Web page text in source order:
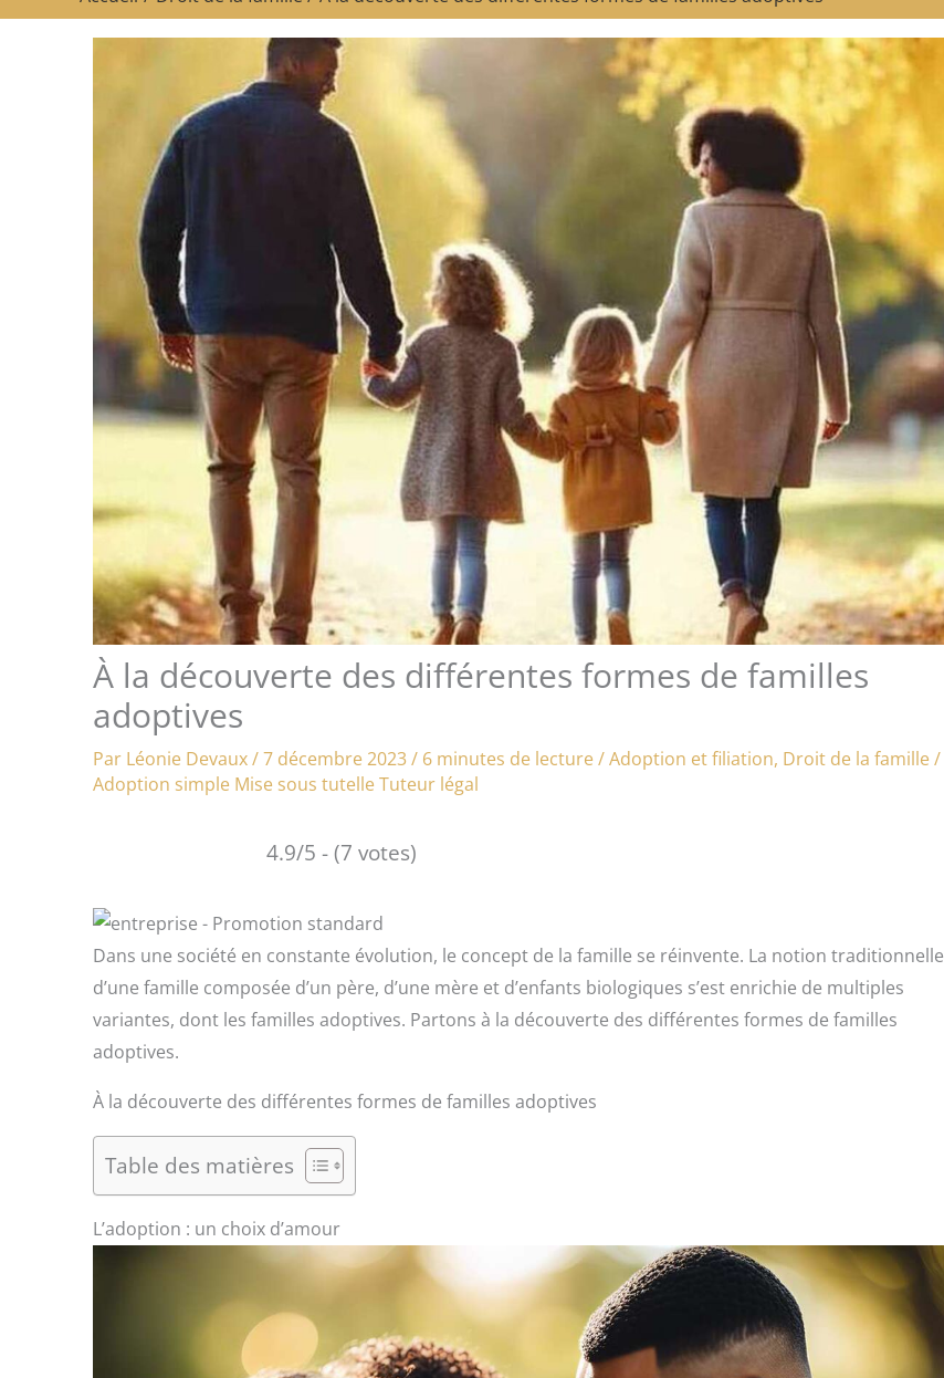
À la découverte des différentes formes de familles
adoptives
Par Léonie Devaux/7 décembre 2023/ 6 minutes de lecture/Adoption et filiation, Droit de la famille/
Adoption simple Mise sous tutelleTuteur légal
4.9/5 - (7 votes)
Dans une société en constante évolution, le concept de la famille se réinvente. La notion traditionnelle
d’une famille composée d’un père, d’une mère et d’enfants biologiques s’est enrichie de multiples
variantes, dont les familles adoptives. Partons à la découverte des différentes formes de familles
adoptives.
À la découverte des différentes formes de familles adoptives
Table des matières
L’adoption : un choix d’amour